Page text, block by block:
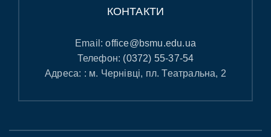
КОНТАКТИ
Email:office@bsmu.edu.ua
Телефон: (0372) 55-37-54
Адреса: : м. Чернівці, пл. Театральна, 2